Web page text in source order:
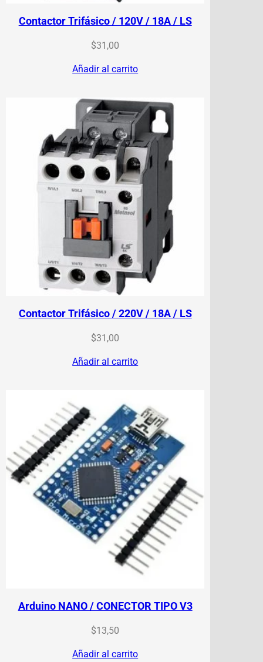
Contactor Trifásico / 120V / 18A / LS
$31,00
Añadir al carrito
Contactor Trifásico / 220V / 18A / LS
$31,00
Añadir al carrito
Arduino NANO / CONECTOR TIPO V3
$13,50
Añadir al carrito